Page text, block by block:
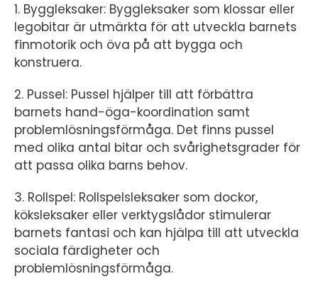
1. Byggleksaker: Byggleksaker som klossar eller
legobitar är utmärkta för att utveckla barnets
finmotorik och öva på att bygga och
konstruera.
2. Pussel: Pussel hjälper till att förbättra
barnets hand-öga-koordination samt
problemlösningsförmåga. Det finns pussel
med olika antal bitar och svårighetsgrader för
att passa olika barns behov.
3. Rollspel: Rollspelsleksaker som dockor,
köksleksaker eller verktygslådor stimulerar
barnets fantasi och kan hjälpa till att utveckla
sociala färdigheter och
problemlösningsförmåga.